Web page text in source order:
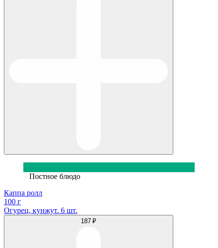
Постное блюдо
Каппа ролл
100 г
Огурец, кунжут. 6 шт.
187 ₽